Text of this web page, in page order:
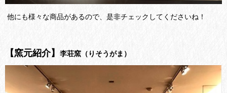
他にも様々な商品があるので、是非チェックしてくださいね！
【窯元紹介】 李荘窯（りそうがま）